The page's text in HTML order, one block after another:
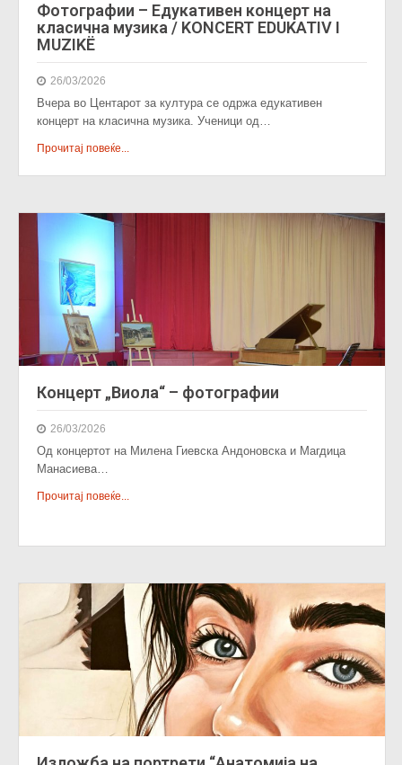
Фотографии – Едукативен концерт на
класична музика / KONCERT EDUKATIV I
MUZIKË
26/03/2026
Вчера во Центарот за култура се одржа едукативен
концерт на класична музика. Ученици од…
Прочитај повеќе...
Концерт „Виола“ – фотографии
26/03/2026
Од концертот на Милена Гиевска Андоновска и Магдица
Манасиева…
Прочитај повеќе...